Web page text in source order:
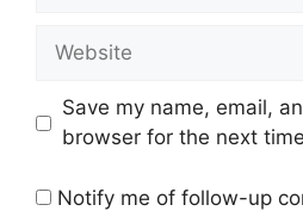
Website
Save my name, email,
browser for the next
Notify me of follow-up